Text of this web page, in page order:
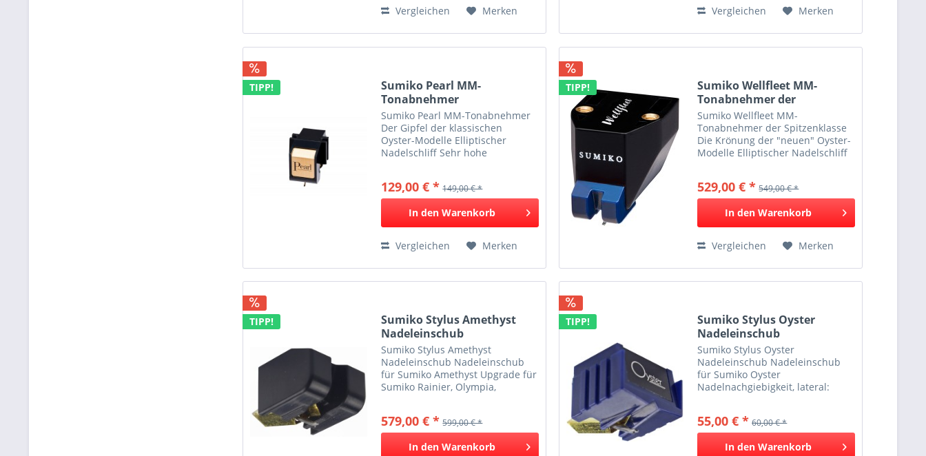
Vergleichen Merken Vergleichen Merken
TIPP!
Sumiko Pearl MM-
Tonabnehmer
Sumiko Pearl MM-Tonabnehmer
Der Gipfel der klassischen
Oyster-Modelle Elliptischer
Nadelschliff Sehr hohe
Schwarze Perle für schwarzes
Gold An der Spitze der
klassischen...
129,00 € * 149,00 € *
In den Warenkorb
Vergleichen Merken
TIPP!
Sumiko Wellfleet MM-
Tonabnehmer der
Spitzenklasse
Sumiko Wellfleet MM-
Tonabnehmer der Spitzenklasse
Die Krönung der "neuen" Oyster-
Modelle Elliptischer Nadelschliff
und detailreicher Klang Nackt ist
besser Das Wellfleet ist...
529,00 € * 549,00 € *
In den Warenkorb
Vergleichen Merken
TIPP!
Sumiko Stylus Amethyst
Nadeleinschub
Sumiko Stylus Amethyst
Nadeleinschub Nadeleinschub
für Sumiko Amethyst Upgrade für
Sumiko Rainier, Olympia,
nackt (r/R 5 x 20μm)
Nadelnachgiebigkeit, lateral:
12μm Nadeleinschub für das...
579,00 € * 599,00 € *
In den Warenkorb
TIPP!
Sumiko Stylus Oyster
Nadeleinschub
Sumiko Stylus Oyster
Nadeleinschub Nadeleinschub
für Sumiko Oyster
Nadelnachgiebigkeit, lateral:
Sumiko Oyster Dynamische
Nadelnachgiebigkeit, lateral:
12μm* Abtastdiamant:...
55,00 € * 60,00 € *
In den Warenkorb